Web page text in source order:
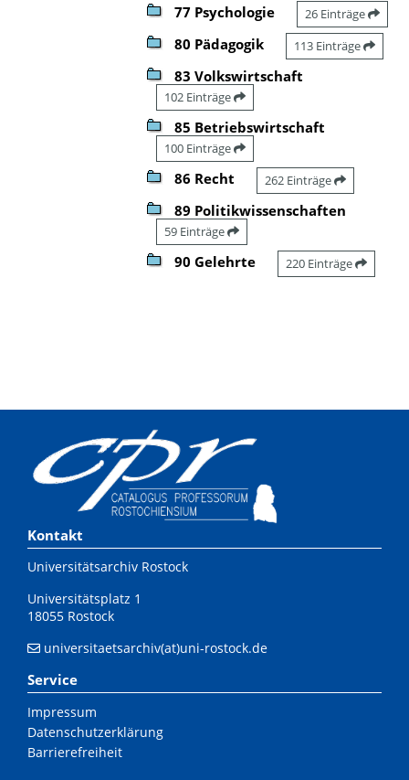
77 Psychologie 26 Einträge
80 Pädagogik 113 Einträge
83 Volkswirtschaft
102 Einträge
85 Betriebswirtschaft
100 Einträge
86 Recht 262 Einträge
89 Politikwissenschaften
59 Einträge
90 Gelehrte 220 Einträge
Kontakt
Universitätsarchiv Rostock
Universitätsplatz 1
18055 Rostock
universitaetsarchiv(at)uni-rostock.de
Service
Impressum
Datenschutzerklärung
Barrierefreiheit